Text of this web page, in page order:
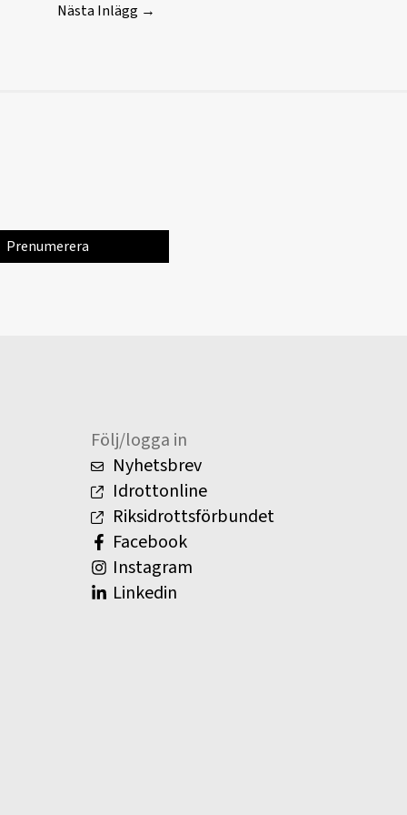
Nästa Inlägg →
Följ/logga in
Nyhetsbrev
Idrottonline
Riksidrottsförbundet
Facebook
Instagram
Linkedin